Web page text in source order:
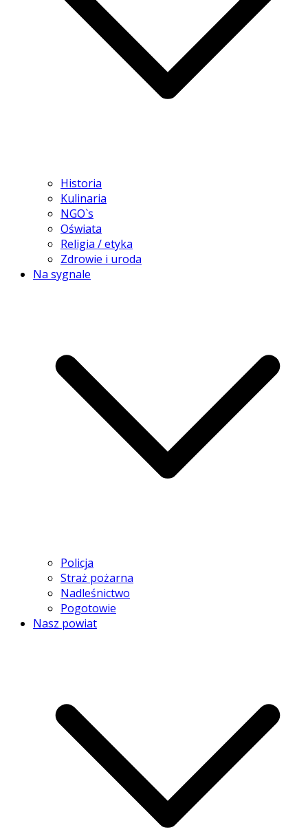
Historia
Kulinaria
NGO`s
Oświata
Religia / etyka
Zdrowie i uroda
Na sygnale
Policja
Straż pożarna
Nadleśnictwo
Pogotowie
Nasz powiat